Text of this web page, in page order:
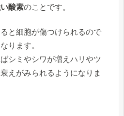
酸素のことです。
と細胞が傷つけられるので
ります。
シミやシワが増えハリやツ
えがみられるようになりま